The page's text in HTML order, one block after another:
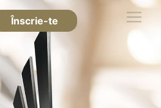
Înscrie-te